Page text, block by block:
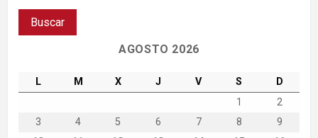
AGOSTO 2026
L M X J V S
D
1
2
3
4 5 6 7 8
9